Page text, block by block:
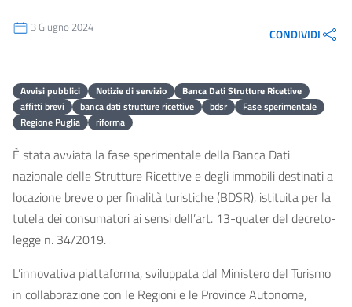
3 Giugno 2024 CONDIVIDI
Avvisi pubblici Notizie di servizio
Banca Dati Strutture Ricettive
affitti brevi
banca dati strutture ricettive bdsr
Fase sperimentale
Regione Puglia
riforma
È stata avviata la fase sperimentale della Banca Dati
nazionale delle Strutture Ricettive e degli immobili destinati a
locazione breve o per finalità turistiche (BDSR), istituita per la
tutela dei consumatori ai sensi dell’art. 13-quater del decreto-
legge n. 34/2019.
L’innovativa piattaforma, sviluppata dal Ministero del Turismo
in collaborazione con le Regioni e le Province Autonome,